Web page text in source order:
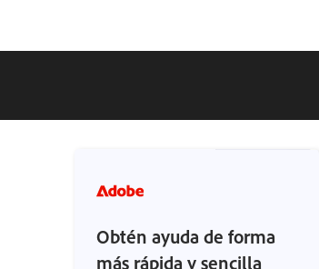
Obtén ayuda de forma
más rápida y sencilla